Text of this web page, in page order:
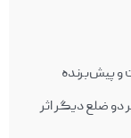
اگرچه نقطه شروع اعتمادبه‌نفس باورهای مثبت و پیش‌‎برنده
دو ضلع دیگر اثر